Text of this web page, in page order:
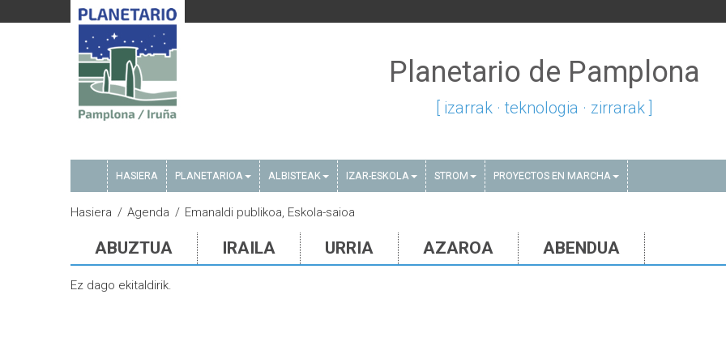
Planetario de Pamplona
[ izarrak · teknologia · zirrarak ]
HASIERA PLANETARIOA ALBISTEAK IZAR-ESKOLA STROM PROYECTOS EN MARCHA
Hasiera Agenda Emanaldi publikoa, Eskola-saioa
ABUZTUA IRAILA URRIA AZAROA ABENDUA
Ez dago ekitaldirik.